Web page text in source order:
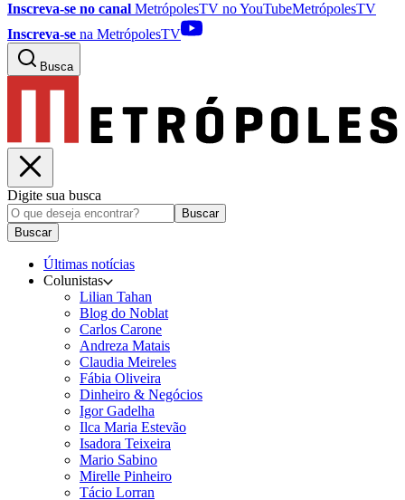
Inscreva-se no canal MetrópolesTV noYouTubeMetrópolesTV
Inscreva-se na MetrópolesTV
Busca
Digite sua busca
Buscar
Buscar
Últimas notícias
Colunistas
Lilian Tahan
Blog do Noblat
Carlos Carone
Andreza Matais
Claudia Meireles
Fábia Oliveira
Dinheiro & Negócios
Igor Gadelha
Ilca Maria Estevão
Isadora Teixeira
Mario Sabino
Mirelle Pinheiro
Tácio Lorran